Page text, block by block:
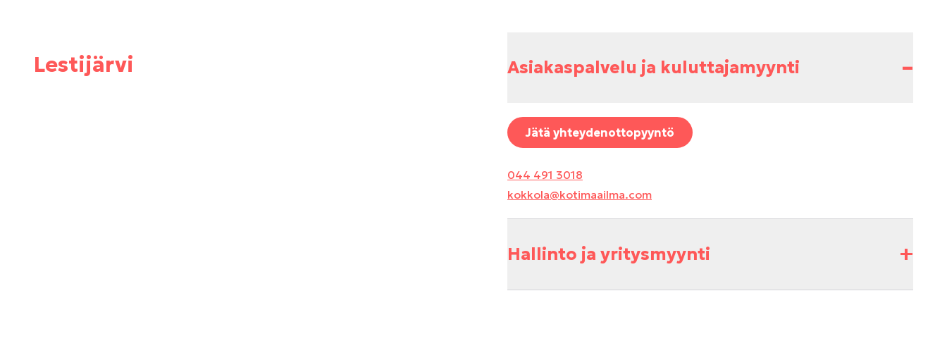
Lestijärvi Asiakaspalvelu ja kuluttajamyynti –
Jätä yhteydenottopyyntö
044 491 3018
kokkola@kotimaailma.com
Hallinto ja yritysmyynti +